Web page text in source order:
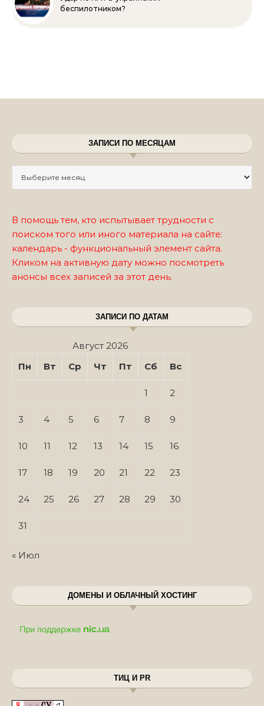
беспилотником?
ЗАПИСИ ПО МЕСЯЦАМ
В помощь тем, кто испытывает трудности с
поиском того или иного материала на сайте:
календарь - функциональный элемент сайта.
Кликом на активную дату можно посмотреть
анонсы всех записей за этот день.
ЗАПИСИ ПО ДАТАМ
Август 2026
Пн
Вт Ср Чт Пт Сб Вс
1 2
3 4 5 6 7 8 9
10 11 12 13 14 15 16
17 18 19 20 21 22 23
24 25 26 27 28 29 30
31
« Июл
ДОМЕНЫ И ОБЛАЧНЫЙ ХОСТИНГ
ТИЦ И PR